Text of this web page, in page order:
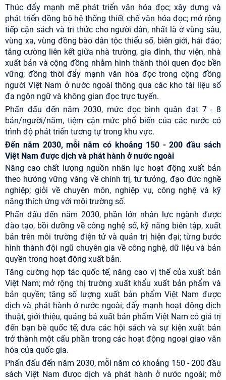
Thúc đẩy mạnh mẽ phát triển văn hóa đọc; xây dựng và
phát triển đồng bộ hệ thống thiết chế văn hóa đọc; mở rộng
tiếp cận sách và tri thức cho người dân, nhất là ở vùng sâu,
vùng xa, vùng đồng bào dân tộc thiểu số, biên giới, hải đảo;
tăng cường liên kết giữa nhà trường, gia đình, thư viện, nhà
xuất bản và cộng đồng nhằm hình thành thói quen đọc bền
vững; đồng thời đẩy mạnh văn hóa đọc trong cộng đồng
người Việt Nam ở nước ngoài thông qua các kho tài liệu số
đa ngôn ngữ và không gian đọc trực tuyến.
Phấn đấu đến năm 2030, mức đọc bình quân đạt 7 - 8
bản/người/năm, tiệm cận mức phổ biến của các nước có
trình độ phát triển tương tự trong khu vực.
Đến năm 2030, mỗi năm có khoảng 150 - 200 đầu sách
Việt Nam được dịch và phát hành ở nước ngoài
Nâng cao chất lượng nguồn nhân lực hoạt động xuất bản
theo hướng vững vàng về chính trị, tư tưởng, đạo đức nghề
nghiệp; giỏi về chuyên môn, nghiệp vụ, công nghệ và kỹ
năng thích ứng với môi trường số.
Phấn đấu đến năm 2030, phần lớn nhân lực ngành được
đào tạo, bồi dưỡng về công nghệ số, kỹ năng biên tập, xuất
bản trên môi trường điện tử và quản trị hiện đại; từng bước
hình thành đội ngũ chuyên gia về công nghệ, dữ liệu và bản
quyền trong hoạt động xuất bản.
Tăng cường hợp tác quốc tế, nâng cao vị thế của xuất bản
Việt Nam; mở rộng thị trường xuất khẩu xuất bản phẩm và
bản quyền; tăng số lượng xuất bản phẩm Việt Nam được
dịch và phát hành ở nước ngoài; đẩy mạnh hoạt động dịch
thuật, giới thiệu, quảng bá xuất bản phẩm Việt Nam có giá trị
đến bạn bè quốc tế; đưa các hội sách và sự kiện xuất bản
trở thành một cấu phần trong các hoạt động ngoại giao văn
hóa của quốc gia.
Phấn đấu đến năm 2030, mỗi năm có khoảng 150 - 200 đầu
sách Việt Nam được dịch và phát hành ở nước ngoài; mở